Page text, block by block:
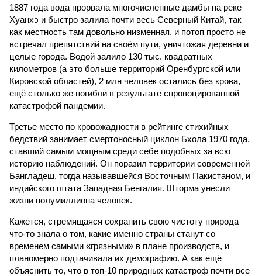
1887 года вода прорвала многочисленные дамбы на реке
Хуанхэ и быстро залила почти весь Северный Китай, так
как местность там довольно низменная, и потоп просто не
встречал препятствий на своём пути, уничтожая деревни и
целые города. Водой залило 130 тыс. квадратных
километров (а это больше территорий Оренбургской или
Кировской областей), 2 млн человек остались без крова,
ещё столько же погибли в результате спровоцированной
катастрофой пандемии.
Третье место по кровожадности в рейтинге стихийных
бедствий занимает смертоносный циклон Бхола 1970 года,
ставший самым мощным среди себе подобных за всю
историю наблюдений. Он поразил территории современной
Бангладеш, тогда называвшейся Восточным Пакистаном, и
индийского штата Западная Бенгалия. Шторма унесли
жизни полумиллиона человек.
Кажется, стремящаяся сохранить свою чистоту природа
что-то знала о том, какие именно страны станут со
временем самыми «грязными» в плане производств, и
планомерно подтачивала их демографию. А как ещё
объяснить то, что в топ-10 природных катастроф почти все